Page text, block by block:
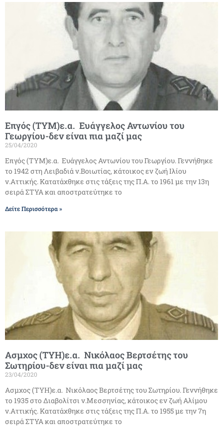
Επγός (ΤΥΜ)ε.α. Ευάγγελος Αντωνίου του
Γεωργίου-δεν είναι πια μαζί μας
25/04/2020
Επγός (ΤΥΜ)ε.α. Ευάγγελος Αντωνίου του Γεωργίου. Γεννήθηκε
το 1942 στη Λειβαδιά ν.Βοιωτίας, κάτοικος εν ζωή Ιλίου
ν.Αττικής. Κατατάχθηκε στις τάξεις της Π.Α. το 1961 με την 13η
σειρά ΣΤΥΑ και αποστρατεύτηκε το
Δείτε Περισσότερα »
Ασμχος (ΤΥΗ)ε.α. Νικόλαος Βερτσέτης του
Σωτηρίου-δεν είναι πια μαζί μας
23/04/2020
Ασμχος (ΤΥΗ)ε.α. Νικόλαος Βερτσέτης του Σωτηρίου. Γεννήθηκε
το 1935 στο Διαβολίτσι ν.Μεσσηνίας, κάτοικος εν ζωή Αλίμου
ν.Αττικής. Κατατάχθηκε στις τάξεις της Π.Α. το 1955 με την 7η
σειρά ΣΤΥΑ και αποστρατεύτηκε το